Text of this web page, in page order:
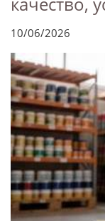
10/06/2026